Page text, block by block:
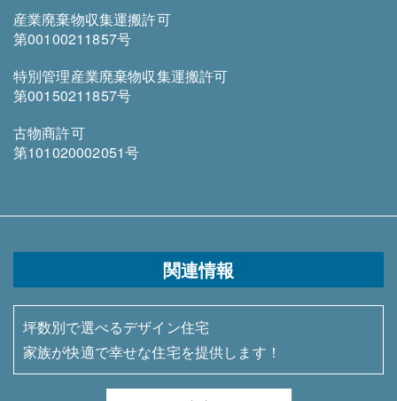
産業廃棄物収集運搬許可
第00100211857号
特別管理産業廃棄物収集運搬許可
第00150211857号
古物商許可
第101020002051号
関連情報
坪数別で選べるデザイン住宅
家族が快適で幸せな住宅を提供します！